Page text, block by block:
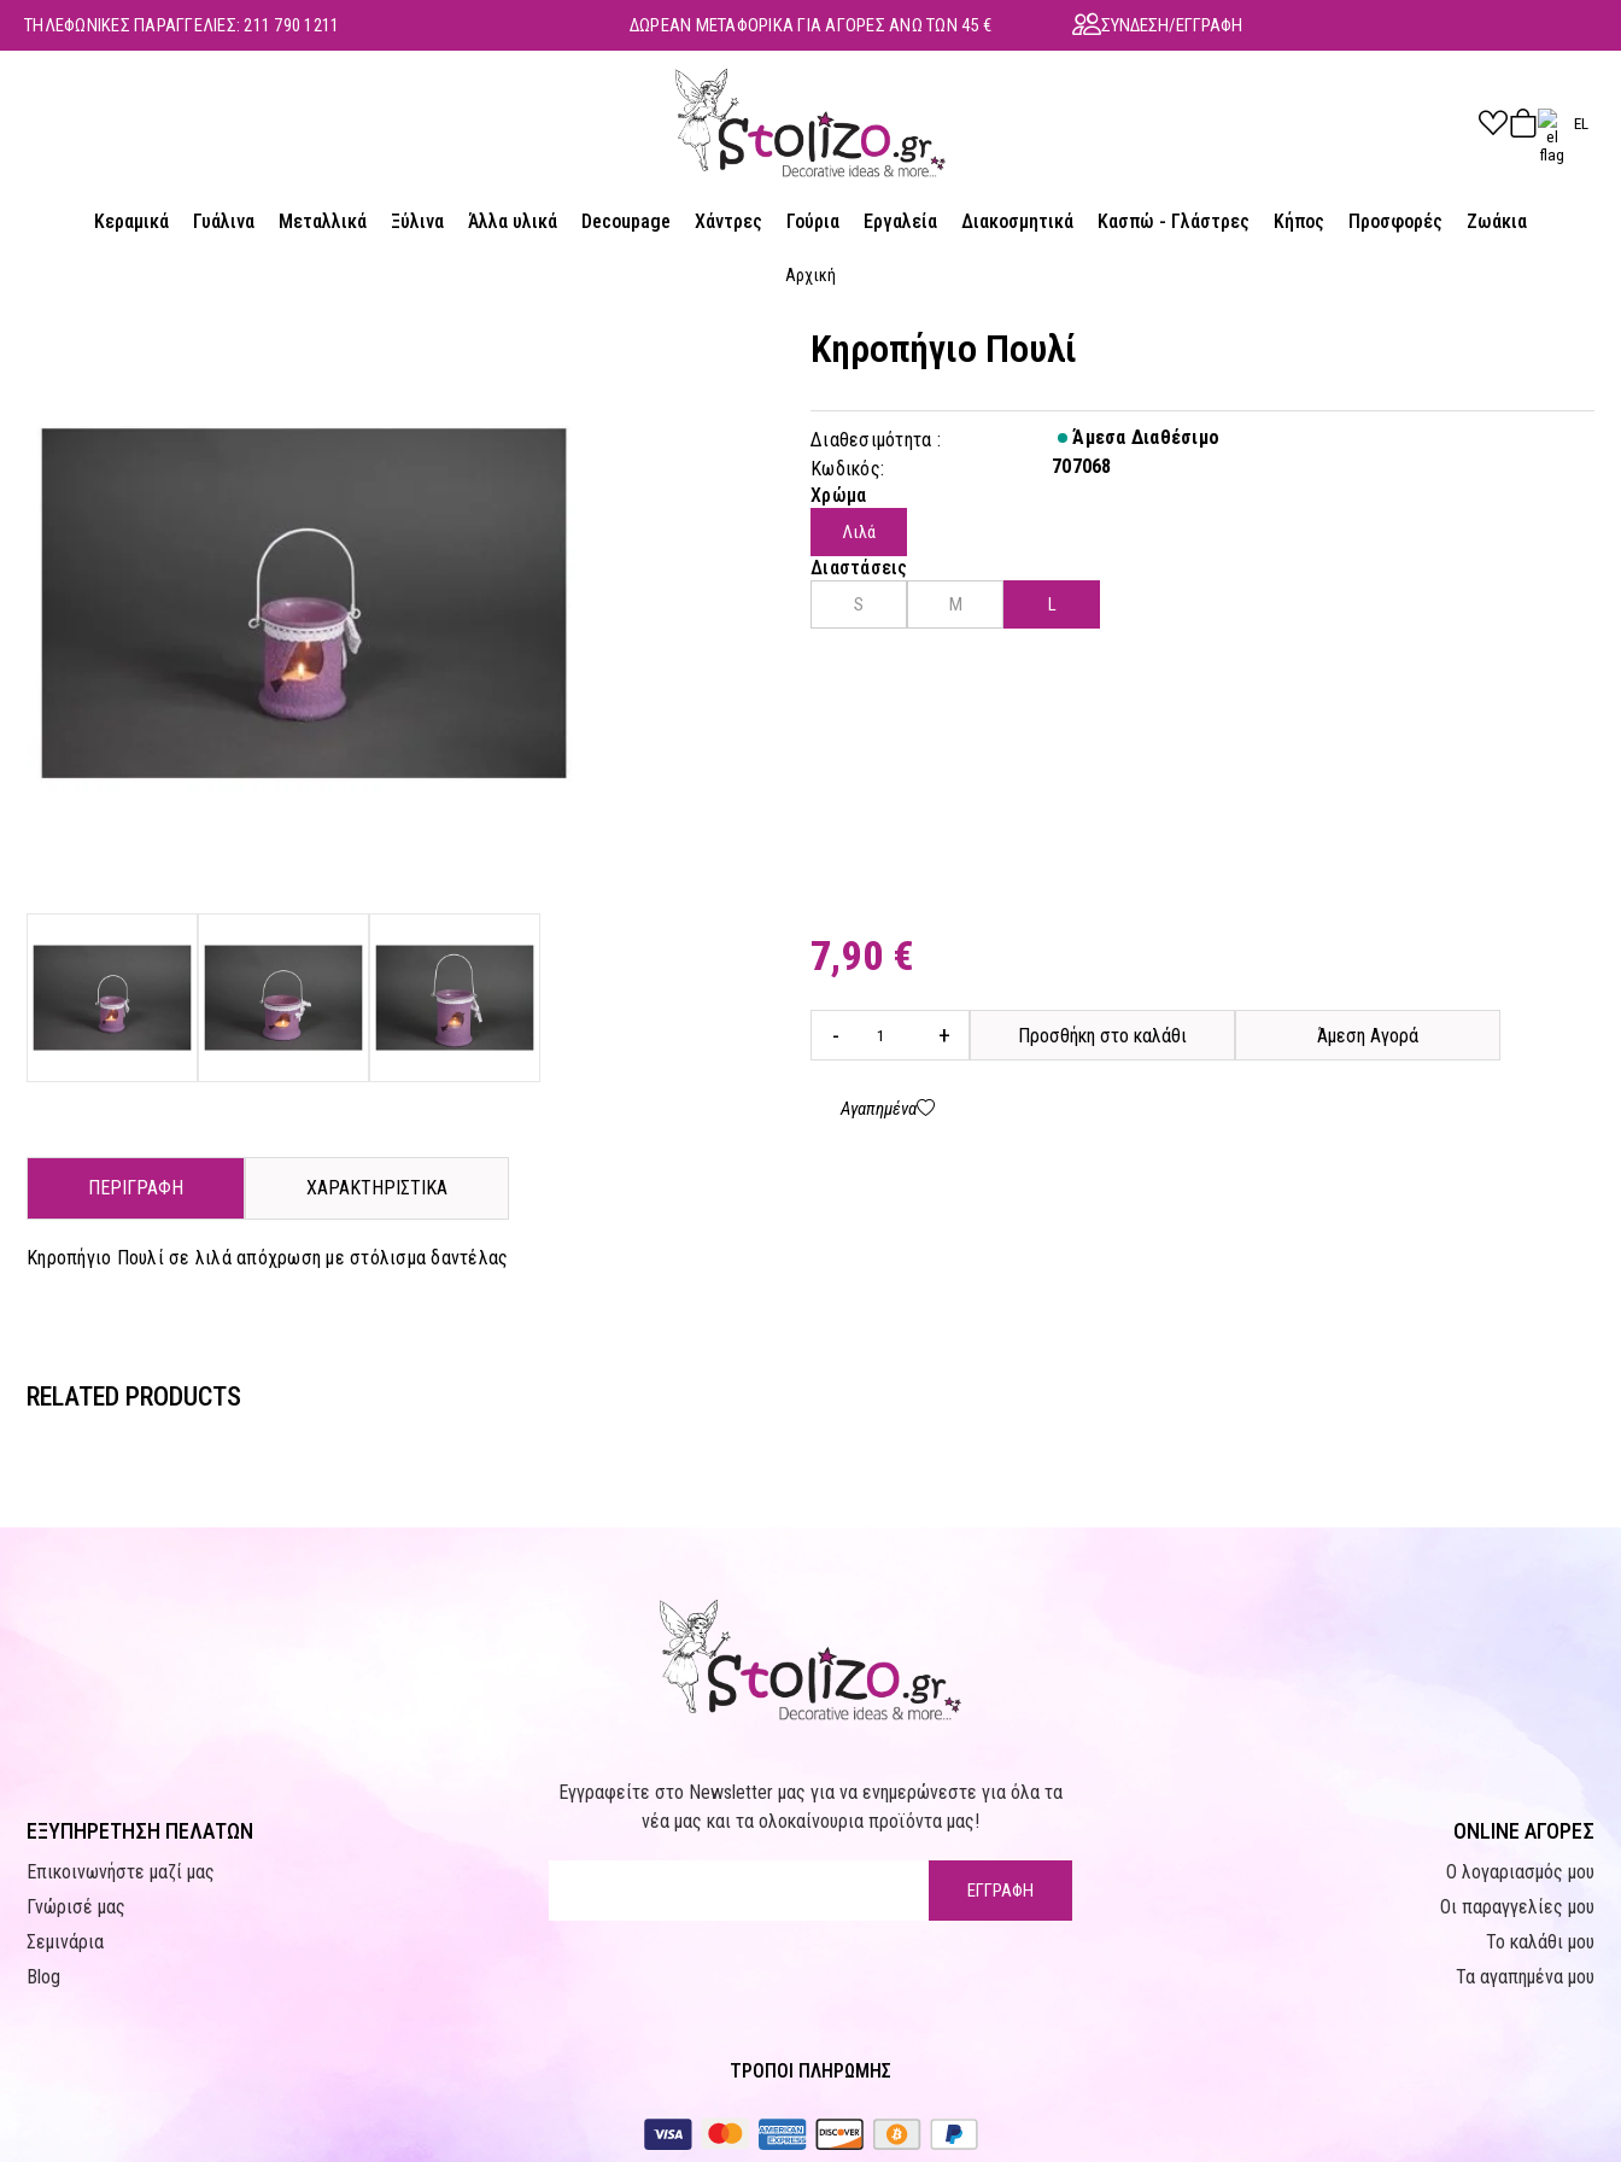
ΤΗΛΕΦΩΝΙΚΕΣ ΠΑΡΑΓΓΕΛΙΕΣ:211 790 1211 ΔΩΡΕΑΝ ΜΕΤΑΦΟΡΙΚΑ ΓΙΑ ΑΓΟΡΕΣ ΑΝΩ ΤΩΝ 45 € ΣΥΝΔΕΣΗ/ΕΓΓΡΑΦΗ
EL
Κεραμικά Γυάλινα Μεταλλικά Ξύλινα Άλλα υλικά Decoupage Χάντρες Γούρια Εργαλεία Διακοσμητικά Κασπώ - Γλάστρες Κήπος Προσφορές Ζωάκια
Αρχική
Κηροπήγιο Πουλί
Διαθεσιμότητα :
Άμεσα Διαθέσιμο
Κωδικός:
707068
Χρώμα
Λιλά
Διαστάσεις
S M L
7,90 €
- + Προσθήκη στο καλάθι Άμεση Αγορά
Αγαπημένα
ΠΕΡΙΓΡΑΦΗ ΧΑΡΑΚΤΗΡΙΣΤΙΚΑ
Κηροπήγιο Πουλί σε λιλά απόχρωση με στόλισμα δαντέλας
RELATED PRODUCTS
ΕΞΥΠΗΡΕΤΗΣΗ ΠΕΛΑΤΩΝ
Επικοινωνήστε μαζί μας
Γνώρισέ μας
Σεμινάρια
Blog
Εγγραφείτε στο Newsletter μας για να ενημερώνεστε για όλα τα
νέα μας και τα ολοκαίνουρια προϊόντα μας!
ΕΓΓΡΑΦΗ
ONLINE ΑΓΟΡΕΣ
Ο λογαριασμός μου
Οι παραγγελίες μου
Το καλάθι μου
Τα αγαπημένα μου
ΤΡΟΠΟΙ ΠΛΗΡΩΜΗΣ